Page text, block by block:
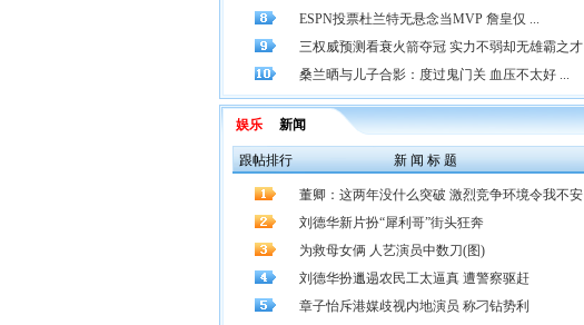
ESPN投票杜兰特无悬念当MVP 詹皇仅 ...
三权威预测看衰火箭夺冠 实力不弱却无雄霸之才
桑兰晒与儿子合影：度过鬼门关 血压不太好 ...
娱乐 新闻
跟帖排行 新 闻 标 题
董卿：这两年没什么突破 激烈竞争环境令我不安
刘德华新片扮“犀利哥”街头狂奔
为救母女俩 人艺演员中数刀(图)
刘德华扮邋遢农民工太逼真 遭警察驱赶
章子怡斥港媒歧视内地演员 称刁钻势利